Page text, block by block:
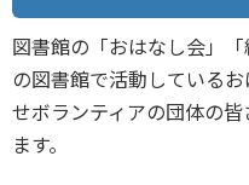
図書館の「おはなし会」
の図書館で活動している
せボランティアの団体の
ます。